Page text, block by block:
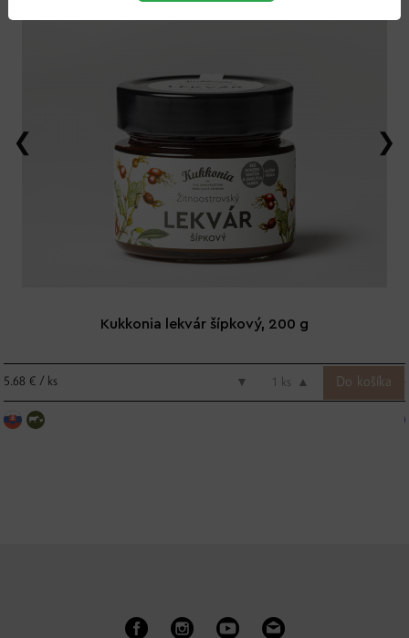
Kukkonia lekvár šípkový, 200 g
5.68 € / ks ▼ ks ▲